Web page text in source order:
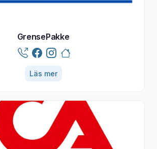
GrensePakke
Läs mer